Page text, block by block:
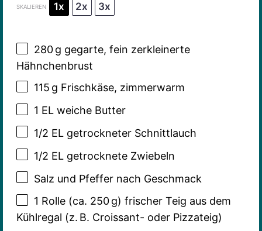
SKALIEREN 1x 2x 3x
280g gegarte, fein zerkleinerte
Hähnchenbrust
115 g Frischkäse, zimmerwarm
1 EL weiche Butter
1/2 EL getrockneter Schnittlauch
1/2 EL getrocknete Zwiebeln
Salz und Pfeffer nach Geschmack
1 Rolle (ca. 250 g) frischer Teig aus dem
Kühlregal (z. B. Croissant- oder Pizzateig)